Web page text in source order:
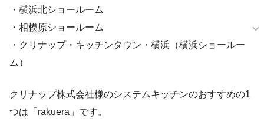
・横浜北ショールーム
・相模原ショールーム
・クリナップ・キッチンタウン・横浜（横浜ショールー
ム）
クリナップ株式会社様のシステムキッチンのおすすめの1
つは「rakuera」です。